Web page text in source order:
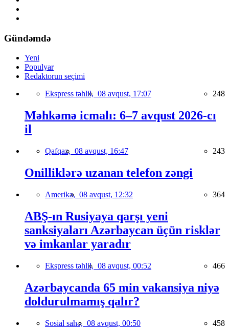
Gündəmdə
Yeni
Populyar
Redaktorun seçimi
Ekspress təhlil, 08 avqust, 17:07 248
Məhkəmə icmalı: 6–7 avqust 2026-cı
il
Qafqaz, 08 avqust, 16:47 243
Onilliklərə uzanan telefon zəngi
Amerika, 08 avqust, 12:32 364
ABŞ-ın Rusiyaya qarşı yeni
sanksiyaları Azərbaycan üçün risklər
və imkanlar yaradır
Ekspress təhlil, 08 avqust, 00:52 466
Azərbaycanda 65 min vakansiya niyə
doldurulmamış qalır?
Sosial sahə, 08 avqust, 00:50 458